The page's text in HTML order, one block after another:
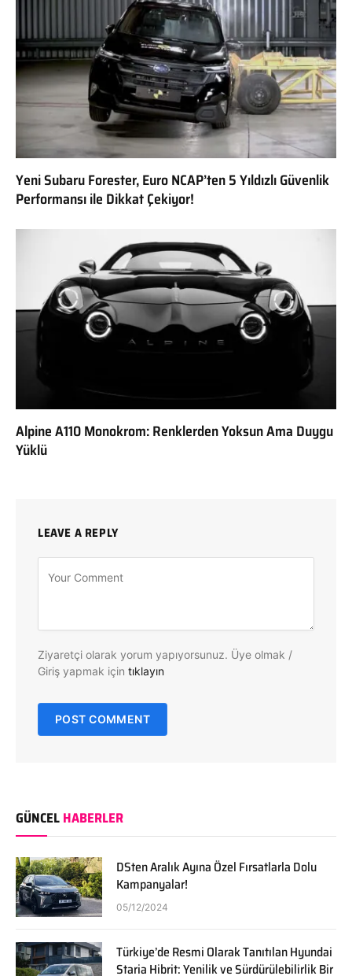
Yeni Subaru Forester, Euro NCAP’ten 5 Yıldızlı Güvenlik
Performansı ile Dikkat Çekiyor!
Alpine A110 Monokrom: Renklerden Yoksun Ama Duygu
Yüklü
LEAVE A REPLY
Ziyaretçi olarak yorum yapıyorsunuz. Üye olmak /
Giriş yapmak için tıklayın
GÜNCELHABERLER
DSten Aralık Ayına Özel Fırsatlarla Dolu
Kampanyalar!
05/12/2024
Türkiye’de Resmi Olarak Tanıtılan Hyundai
Staria Hibrit: Yenilik ve Sürdürülebilirlik Bir